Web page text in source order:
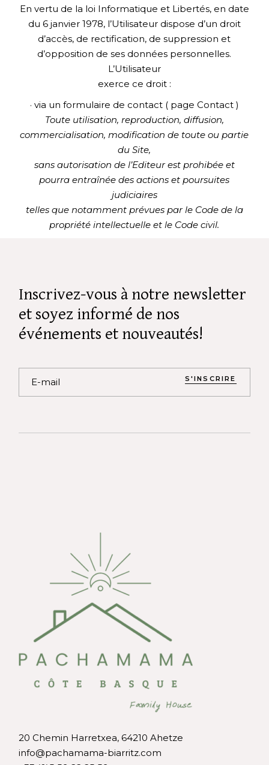
En vertu de la loi Informatique et Libertés, en date
du 6 janvier 1978, l’Utilisateur dispose d’un droit
d’accès, de rectification, de suppression et
d’opposition de ses données personnelles.
L’Utilisateur
exerce ce droit :
· via un formulaire de contact ( page Contact )
Toute utilisation, reproduction, diffusion,
commercialisation, modification de toute ou partie
du Site,
sans autorisation de l’Editeur est prohibée et
pourra entraînée des actions et poursuites
judiciaires
telles que notamment prévues par le Code de la
propriété intellectuelle et le Code civil.
Inscrivez-vous à notre newsletter
et soyez informé de nos
événements et nouveautés!
S'INSCRIRE
20 Chemin Harretxea, 64210 Ahetze
info@pachamama-biarritz.com